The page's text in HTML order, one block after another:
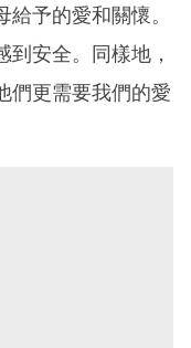
予的愛和關懷。
到安全。同樣地，
們更需要我們的愛